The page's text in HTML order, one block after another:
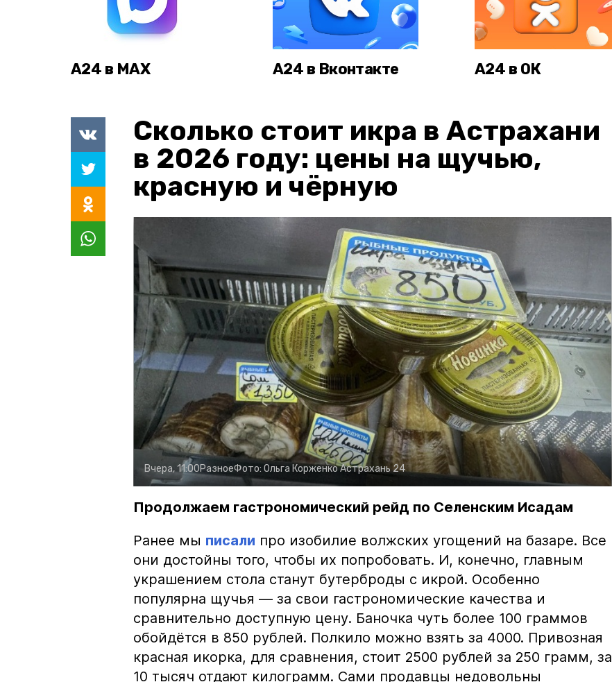
А24 в MAX А24 в Вконтакте А24 в ОК
Сколько стоит икра в Астрахани
в 2026 году: цены на щучью,
красную и чёрную
Вчера, 11:00РазноеФото: Ольга КорженкоАстрахань 24
Продолжаем гастрономический рейд по Селенским Исадам
Ранее мы писали про изобилие волжских угощений на базаре. Все
они достойны того, чтобы их попробовать. И, конечно, главным
украшением стола станут бутерброды с икрой. Особенно
популярна щучья — за свои гастрономические качества и
сравнительно доступную цену. Баночка чуть более 100 граммов
обойдётся в 850 рублей. Полкило можно взять за 4000. Привозная
красная икорка, для сравнения, стоит 2500 рублей за 250 грамм, за
10 тысяч отдают килограмм. Сами продавцы недовольны